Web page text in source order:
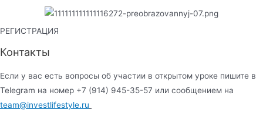
РЕГИСТРАЦИЯ
Контакты
Если у вас есть вопросы об участии в открытом уроке пишите в
Telegram на номер +7 (914) 945-35-57 или сообщением на
team@investlifestyle.ru